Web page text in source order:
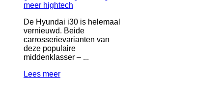
De Hyundai i30 is helemaal
vernieuwd. Beide
carrosserievarianten van
deze populaire
middenklasser – ...
Lees meer